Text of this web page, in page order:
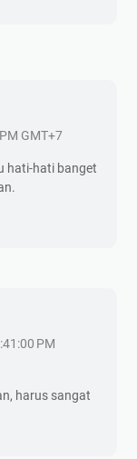
GMT+7
hati-hati banget
PM
harus sangat